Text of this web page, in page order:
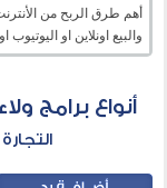
أهم طرق الربح من
والبيع اونلاين او اليوتيوب
أنواع برامج